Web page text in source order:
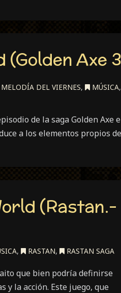
(Golden Axe
MELODÍA DEL VIERNES, MÚSICA,
de la saga Golden Axe
a los elementos propios de
(Rastan.-
, RASTAN, RASTAN SAGA
que bien podría definirse
y la acción. Este juego, que